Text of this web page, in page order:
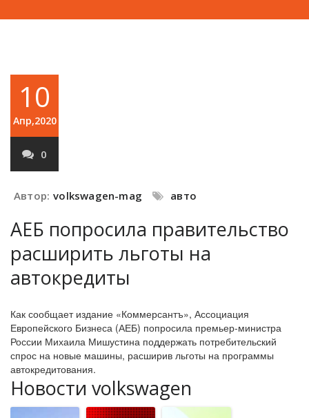
10
Апр,2020
0
Автор: volkswagen-mag авто
АЕБ попросила правительство
расширить льготы на
автокредиты
Как сообщает издание «Коммерсантъ», Ассоциация
Европейского Бизнеса (АЕБ) попросила премьер-министра
России Михаила Мишустина поддержать потребительский
спрос на новые машины, расширив льготы на программы
автокредитования.
Новости volkswagen